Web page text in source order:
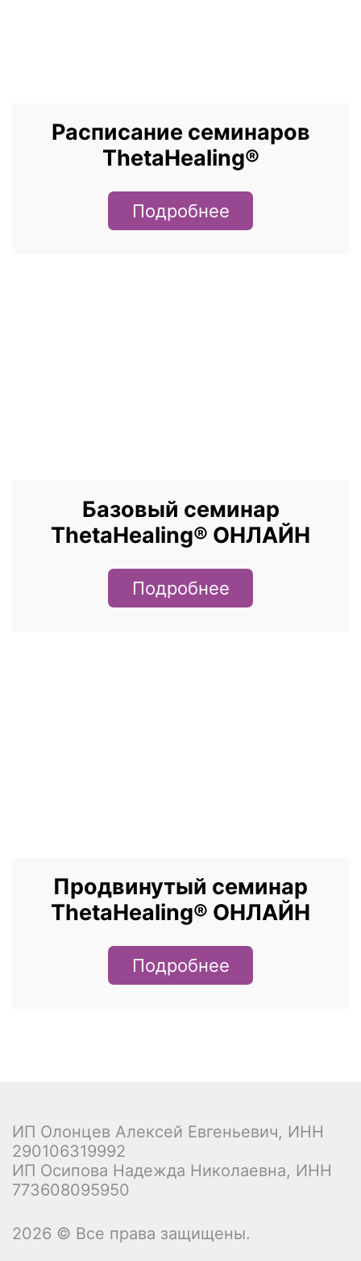
Расписание семинаров
ThetaHealing®
Подробнее
Базовый семинар
ThetaHealing® ОНЛАЙН
Подробнее
Продвинутый семинар
ThetaHealing® ОНЛАЙН
Подробнее
ИП Олонцев Алексей Евгеньевич, ИНН
290106319992
ИП Осипова Надежда Николаевна, ИНН
773608095950
2026 © Все права защищены.